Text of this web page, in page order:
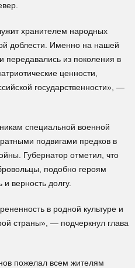
хранителем народных
доблести. Именно на нашей
из поколения в
ценности,
государственности», —
специальной военной
подвигами предков в
Губернатор отметил, что
подобно героям
верность долгу.
в родной культуре и
страны», — подчеркнул глава
пожелал всем жителям